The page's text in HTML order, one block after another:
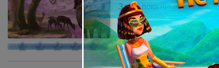
Здесь пока никто не писал